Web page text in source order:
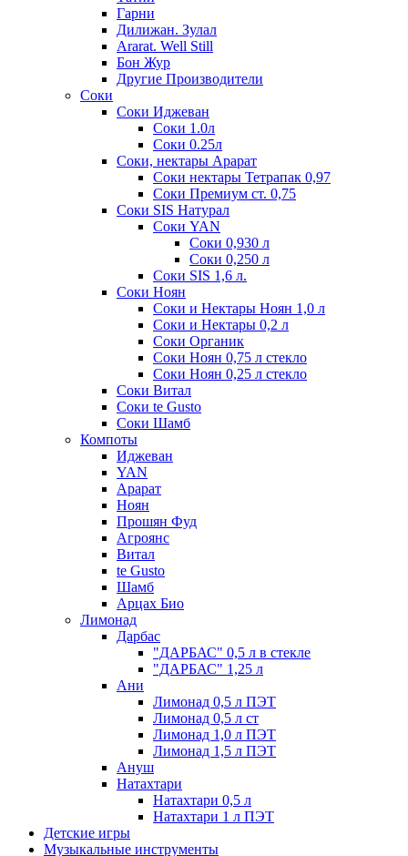
Гарни
Дилижан. Зулал
Ararat. Well Still
Бон Жур
Другие Производители
Соки
Соки Иджеван
Соки 1.0л
Соки 0.25л
Соки, нектары Арарат
Соки нектары Тетрапак 0,97
Соки Премиум ст. 0,75
Соки SIS Натурал
Соки YAN
Соки 0,930 л
Соки 0,250 л
Соки SIS 1,6 л.
Соки Ноян
Соки и Нектары Ноян 1,0 л
Соки и Нектары 0,2 л
Соки Органик
Соки Ноян 0,75 л стекло
Соки Ноян 0,25 л стекло
Соки Витал
Соки te Gusto
Соки Шамб
Компоты
Иджеван
YAN
Арарат
Ноян
Прошян Фуд
Агроянс
Витал
te Gusto
Шамб
Арцах Био
Лимонад
Дарбас
"ДАРБАС" 0,5 л в стекле
"ДАРБАС" 1,25 л
Ани
Лимонад 0,5 л ПЭТ
Лимонад 0,5 л ст
Лимонад 1,0 л ПЭТ
Лимонад 1,5 л ПЭТ
Ануш
Натахтари
Натахтари 0,5 л
Натахтари 1 л ПЭТ
Детские игры
Музыкальные инструменты